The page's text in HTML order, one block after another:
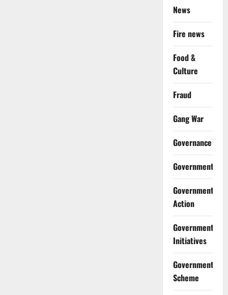
News
Fire news
Food &
Culture
Fraud
Gang War
Governance
Government
Government
Action
Government
Initiatives
Government
Scheme